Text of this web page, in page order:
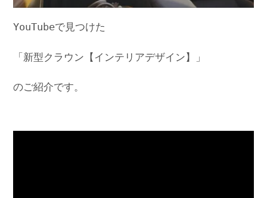
YouTubeで見つけた
「新型クラウン【インテリアデザイン】」
のご紹介です。